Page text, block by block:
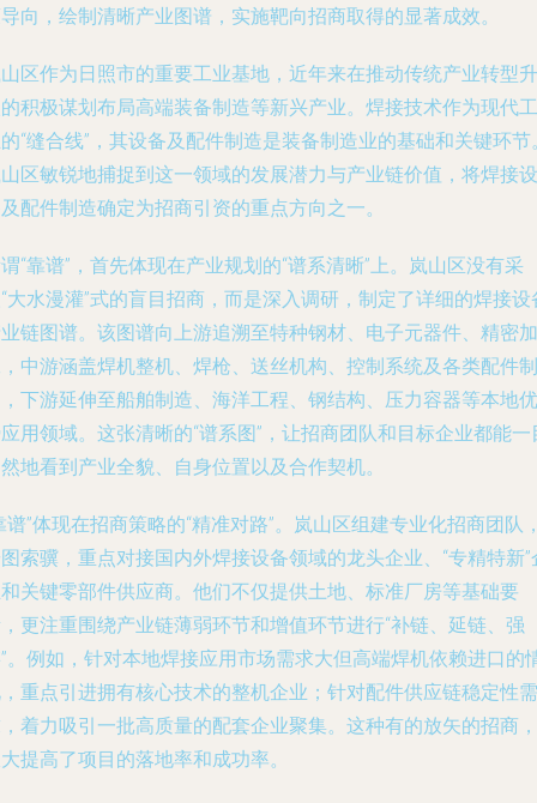
向，绘制清晰产业图谱，实施靶向招商取得的显著成效。
区作为日照市的重要工业基地，近年来在推动传统产业转型升
积极谋划布局高端装备制造等新兴产业。焊接技术作为现代工
“缝合线”，其设备及配件制造是装备制造业的基础和关键环节
区敏锐地捕捉到这一领域的发展潜力与产业链价值，将焊接设
配件制造确定为招商引资的重点方向之一。
“靠谱”，首先体现在产业规划的“谱系清晰”上。岚山区没有采
大水漫灌”式的盲目招商，而是深入调研，制定了详细的焊接设
链图谱。该图谱向上游追溯至特种钢材、电子元器件、精密加
中游涵盖焊机整机、焊枪、送丝机构、控制系统及各类配件制
下游延伸至船舶制造、海洋工程、钢结构、压力容器等本地优
用领域。这张清晰的“谱系图”，让招商团队和目标企业都能一
地看到产业全貌、自身位置以及合作契机。
谱”体现在招商策略的“精准对路”。岚山区组建专业化招商团队
索骥，重点对接国内外焊接设备领域的龙头企业、“专精特新”
关键零部件供应商。他们不仅提供土地、标准厂房等基础要
更注重围绕产业链薄弱环节和增值环节进行“补链、延链、强
。例如，针对本地焊接应用市场需求大但高端焊机依赖进口的
重点引进拥有核心技术的整机企业；针对配件供应链稳定性需
着力吸引一批高质量的配套企业聚集。这种有的放矢的招商，
提高了项目的落地率和成功率。